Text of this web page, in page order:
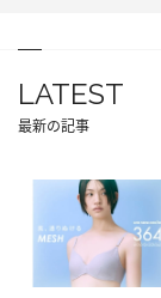
LATEST
最新の記事